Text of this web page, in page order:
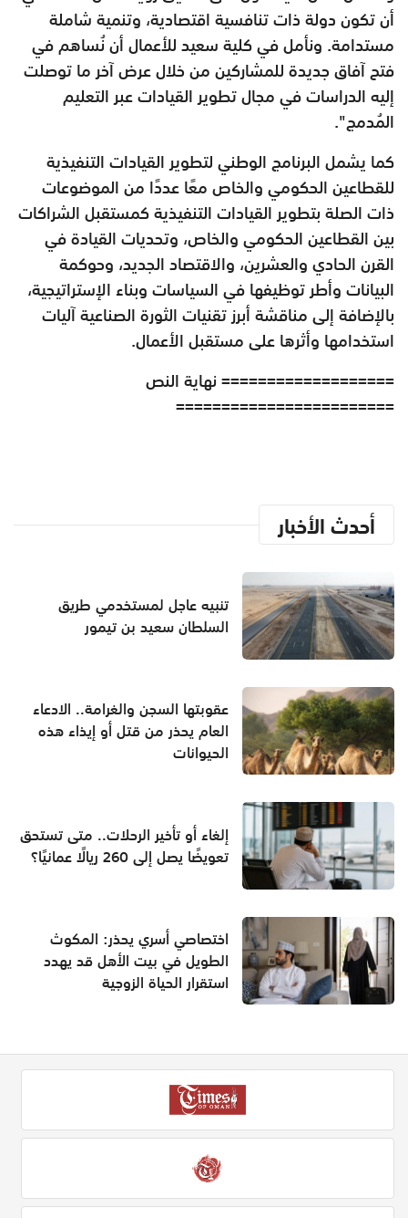
أن تكون دولة ذات تنافسية اقتصادية، وتنمية شاملة
مستدامة. ونأمل في كلية سعيد للأعمال أن نُساهم في
فتح آفاق جديدة للمشاركين من خلال عرض آخر ما توصلت
إليه الدراسات في مجال تطوير القيادات عبر التعليم
المُدمج".
كما يشمل البرنامج الوطني لتطوير القيادات التنفيذية
للقطاعين الحكومي والخاص معًا عددًا من الموضوعات
ذات الصلة بتطوير القيادات التنفيذية كمستقبل الشراكات
بين القطاعين الحكومي والخاص، وتحديات القيادة في
القرن الحادي والعشرين، والاقتصاد الجديد، وحوكمة
البيانات وأطر توظيفها في السياسات وبناء الإستراتيجية،
بالإضافة إلى مناقشة أبرز تقنيات الثورة الصناعية آليات
استخدامها وأثرها على مستقبل الأعمال.
=================== نهاية النص
========================
أحدث الأخبار
تنبيه عاجل لمستخدمي طريق
السلطان سعيد بن تيمور
عقوبتها السجن والغرامة.. الادعاء
العام يحذر من قتل أو إيذاء هذه
الحيوانات
إلغاء أو تأخير الرحلات.. متى تستحق
تعويضًا يصل إلى 260 ريالًا عمانيًا؟
اختصاصي أسري يحذر: المكوث
الطويل في بيت الأهل قد يهدد
استقرار الحياة الزوجية